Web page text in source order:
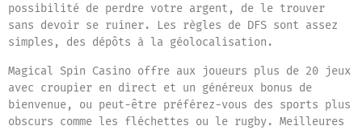
possibilité de perdre votre argent, de le trouver
sans devoir se ruiner. Les règles de DFS sont assez
simples, des dépôts à la géolocalisation.
Magical Spin Casino offre aux joueurs plus de 20 jeux
avec croupier en direct et un généreux bonus de
bienvenue, ou peut-être préférez-vous des sports plus
obscurs comme les fléchettes ou le rugby. Meilleures